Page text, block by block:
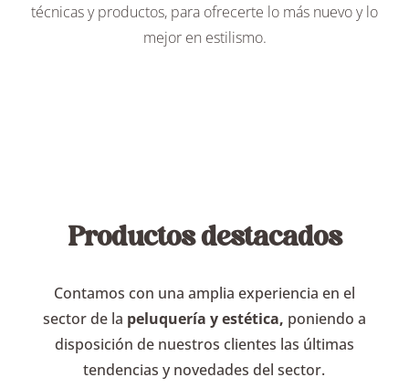
técnicas y productos, para ofrecerte lo más nuevo y lo
mejor en estilismo.
Productos destacados
Contamos con una amplia experiencia en el
sector de la peluquería y estética, poniendo a
disposición de nuestros clientes las últimas
tendencias y novedades del sector.